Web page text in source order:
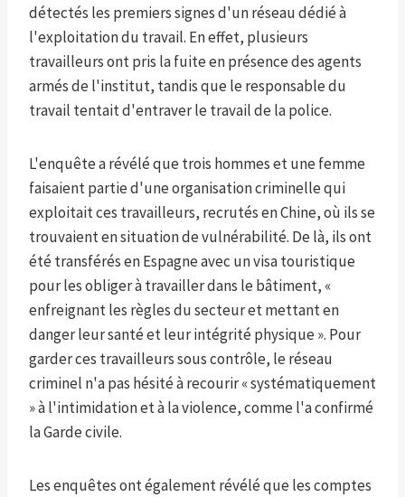
détectés les premiers signes d'un réseau dédié à
l'exploitation du travail. En effet, plusieurs
travailleurs ont pris la fuite en présence des agents
armés de l'institut, tandis que le responsable du
travail tentait d'entraver le travail de la police.
L'enquête a révélé que trois hommes et une femme
faisaient partie d'une organisation criminelle qui
exploitait ces travailleurs, recrutés en Chine, où ils se
trouvaient en situation de vulnérabilité. De là, ils ont
été transférés en Espagne avec un visa touristique
pour les obliger à travailler dans le bâtiment, «
enfreignant les règles du secteur et mettant en
danger leur santé et leur intégrité physique ». Pour
garder ces travailleurs sous contrôle, le réseau
criminel n'a pas hésité à recourir « systématiquement
» à l'intimidation et à la violence, comme l'a confirmé
la Garde civile.
Les enquêtes ont également révélé que les comptes